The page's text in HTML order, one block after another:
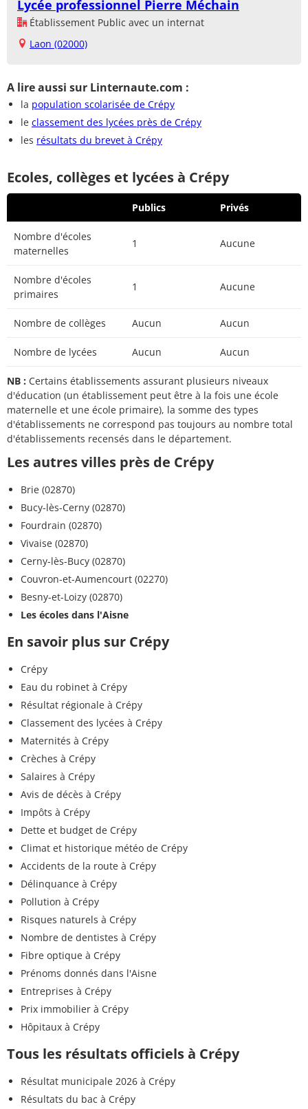
Lycée professionnel Pierre Méchain
Établissement Public avec un internat
Laon (02000)
A lire aussi sur Linternaute.com :
la population scolarisée de Crépy
le classement des lycées près de Crépy
les résultats du brevet à Crépy
Ecoles, collèges et lycées à Crépy
Publics Privés
Nombre d'écoles
maternelles
1 Aucune
Nombre d'écoles
primaires
1 Aucune
Nombre de collèges Aucun Aucun
Nombre de lycées Aucun Aucun
NB : Certains établissements assurant plusieurs niveaux
d'éducation (un établissement peut être à la fois une école
maternelle et une école primaire), la somme des types
d'établissements ne correspond pas toujours au nombre total
d'établissements recensés dans le département.
Les autres villes près de Crépy
Brie (02870)
Bucy-lès-Cerny (02870)
Fourdrain (02870)
Vivaise (02870)
Cerny-lès-Bucy (02870)
Couvron-et-Aumencourt (02270)
Besny-et-Loizy (02870)
Les écoles dans l'Aisne
En savoir plus sur Crépy
Crépy
Eau du robinet à Crépy
Résultat régionale à Crépy
Classement des lycées à Crépy
Maternités à Crépy
Crèches à Crépy
Salaires à Crépy
Avis de décès à Crépy
Impôts à Crépy
Dette et budget de Crépy
Climat et historique météo de Crépy
Accidents de la route à Crépy
Délinquance à Crépy
Pollution à Crépy
Risques naturels à Crépy
Nombre de dentistes à Crépy
Fibre optique à Crépy
Prénoms donnés dans l'Aisne
Entreprises à Crépy
Prix immobilier à Crépy
Hôpitaux à Crépy
Tous les résultats officiels à Crépy
Résultat municipale 2026 à Crépy
Résultats du bac à Crépy